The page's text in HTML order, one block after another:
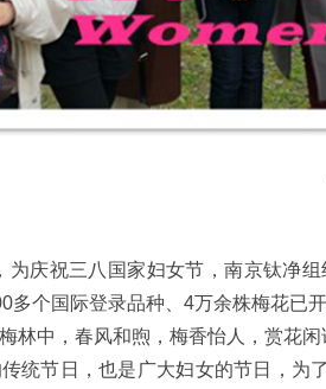
为庆祝三八国家妇女节，南京钛净
多个国际登录品种、4万余株梅花已
中，春风和煦，梅香怡人，赏花闲
统节日，也是广大妇女的节日，为